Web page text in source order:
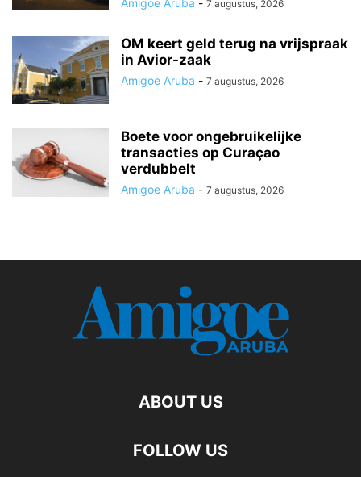
7 augustus, 2026
OM keert geld terug na vrijspraak
in Avior-zaak
Amigoe Aruba - 7 augustus, 2026
Boete voor ongebruikelijke
transacties op Curaçao
verdubbelt
Amigoe Aruba - 7 augustus, 2026
ABOUT US
FOLLOW US